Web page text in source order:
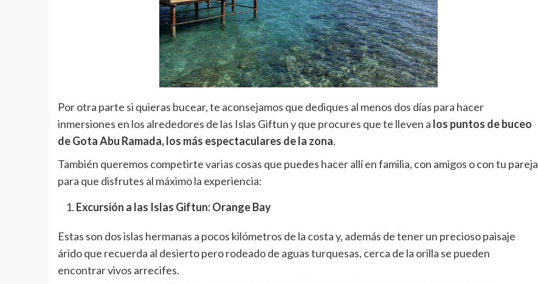
Por otra parte si quieras bucear, te aconsejamos que dediques al menos dos días para hacer
inmersiones en los alrededores de las Islas Giftun y que procures que te lleven a los puntos de buceo
de Gota Abu Ramada, los más espectaculares de la zona.
También queremos competirte varias cosas que puedes hacer allí en familia, con amigos o con tu pareja
para que disfrutes al máximo la experiencia:
Excursión a las Islas Giftun: Orange Bay
Estas son dos islas hermanas a pocos kilómetros de la costa y, además de tener un precioso paisaje
árido que recuerda al desierto pero rodeado de aguas turquesas, cerca de la orilla se pueden
encontrar vivos arrecifes.